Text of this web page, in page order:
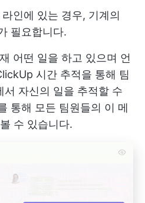
인에 있는 경우, 기계의
필요합니다.
어떤 일을 하고 있으며 언
시간 추적을 통해 팀
서 자신의 일을 추적할 수
통해 모든 팀원들의 이 메
수 있습니다.